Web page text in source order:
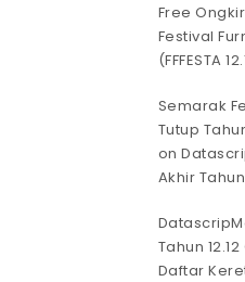
Free Ongkir
Festival
(FFFESTA
Semarak
Tutup
on
Akhir
Tahun
Daftar